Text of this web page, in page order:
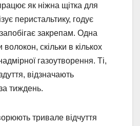
як ніжна щітка для
перистальтику, годує
запобігає закрепам. Одна
волокон, скільки в кількох
газоутворення. Ті,
відзначають
тиждень.
тривале відчуття